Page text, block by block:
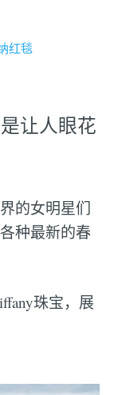
红毯
让人眼花
的女明星们
种最新的春
珠宝，展